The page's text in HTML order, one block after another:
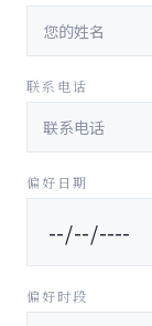
联系电话
偏好日期
偏好时段